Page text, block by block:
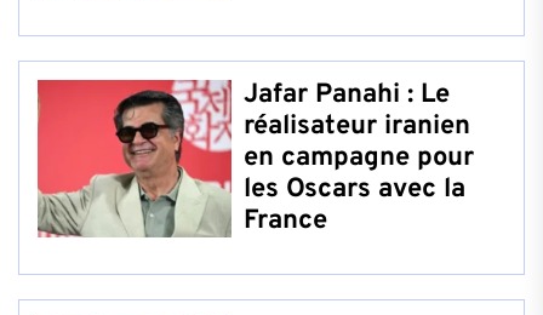
Jafar Panahi : Le
réalisateur iranien
en campagne pour
les Oscars avec la
France